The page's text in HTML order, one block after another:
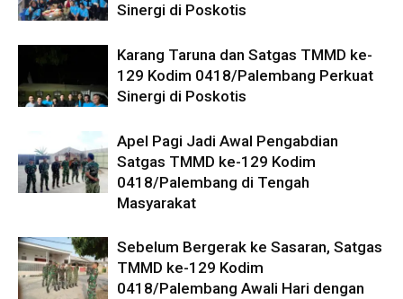
Sinergi di Poskotis
Karang Taruna dan Satgas TMMD ke-
129 Kodim 0418/Palembang Perkuat
Sinergi di Poskotis
Apel Pagi Jadi Awal Pengabdian
Satgas TMMD ke-129 Kodim
0418/Palembang di Tengah
Masyarakat
Sebelum Bergerak ke Sasaran, Satgas
TMMD ke-129 Kodim
0418/Palembang Awali Hari dengan